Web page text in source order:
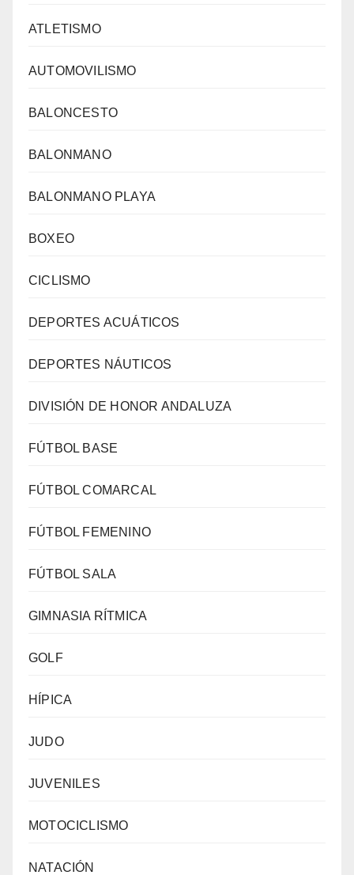
ATLETISMO
AUTOMOVILISMO
BALONCESTO
BALONMANO
BALONMANO PLAYA
BOXEO
CICLISMO
DEPORTES ACUÁTICOS
DEPORTES NÁUTICOS
DIVISIÓN DE HONOR ANDALUZA
FÚTBOL BASE
FÚTBOL COMARCAL
FÚTBOL FEMENINO
FÚTBOL SALA
GIMNASIA RÍTMICA
GOLF
HÍPICA
JUDO
JUVENILES
MOTOCICLISMO
NATACIÓN